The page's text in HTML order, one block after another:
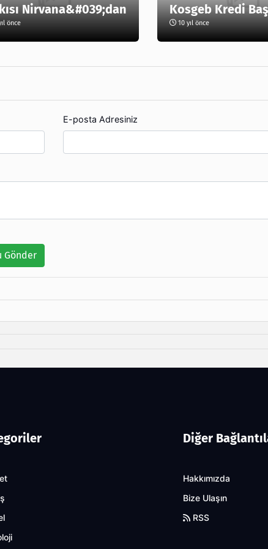
Nirvana&#039;dan
önce
Kosgeb Kredi
10 yıl önce
E-posta Adresiniz
Gönder
Diğer
Hakkımızda
Bize Ulaşın
RSS